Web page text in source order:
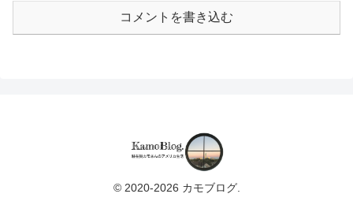
コメントを書き込む
© 2020-2026 カモブログ.